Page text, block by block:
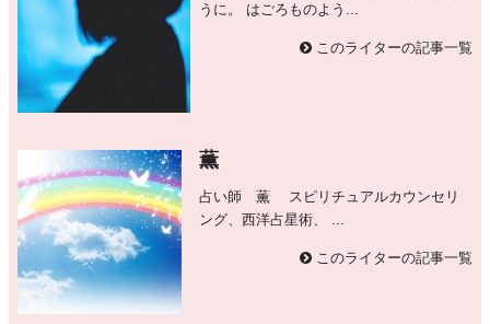
うに。 はごろものよう...
このライターの記事一覧
薫
占い師 薫 スピリチュアルカウンセリ
ング、西洋占星術、 ...
このライターの記事一覧